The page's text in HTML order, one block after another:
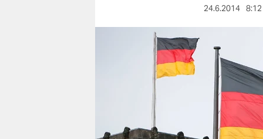
verlag
24.6.2014